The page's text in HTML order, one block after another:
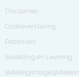
Disclaimer
Cookieverklaring
Recensies
Bestelling en Levering
Betalingsmogelijkheden